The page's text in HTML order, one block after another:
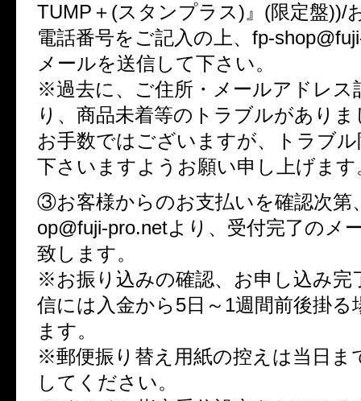
TUMP＋(スタンプラス)』(限定盤))/
電話番号をご記入の上、fp-
メールを送信して下さい。
※過去に、ご住所・メールアドレス
り、商品未着等のトラブルがありま
お手数ではございますが、トラブ
下さいますようお願い申し上げます
③お客様からのお支払いを確認次第
op@fuji-pro.netより、受付完了のメ
致します。
※お振り込みの確認、お申し込み完
信には入金から5日～1週間前後掛る
ます。
※郵便振り替え用紙の控えは当日ま
してください。